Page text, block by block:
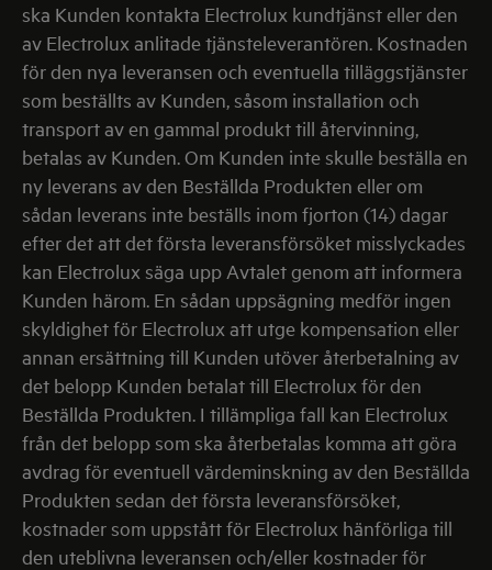
ska Kunden kontakta Electrolux kundtjänst eller den
av Electrolux anlitade tjänsteleverantören. Kostnaden
för den nya leveransen och eventuella tilläggstjänster
som beställts av Kunden, såsom installation och
transport av en gammal produkt till återvinning,
betalas av Kunden. Om Kunden inte skulle beställa en
ny leverans av den Beställda Produkten eller om
sådan leverans inte beställs inom fjorton (14) dagar
efter det att det första leveransförsöket misslyckades
kan Electrolux säga upp Avtalet genom att informera
Kunden härom. En sådan uppsägning medför ingen
skyldighet för Electrolux att utge kompensation eller
annan ersättning till Kunden utöver återbetalning av
det belopp Kunden betalat till Electrolux för den
Beställda Produkten. I tillämpliga fall kan Electrolux
från det belopp som ska återbetalas komma att göra
avdrag för eventuell värdeminskning av den Beställda
Produkten sedan det första leveransförsöket,
kostnader som uppstått för Electrolux hänförliga till
den uteblivna leveransen och/eller kostnader för